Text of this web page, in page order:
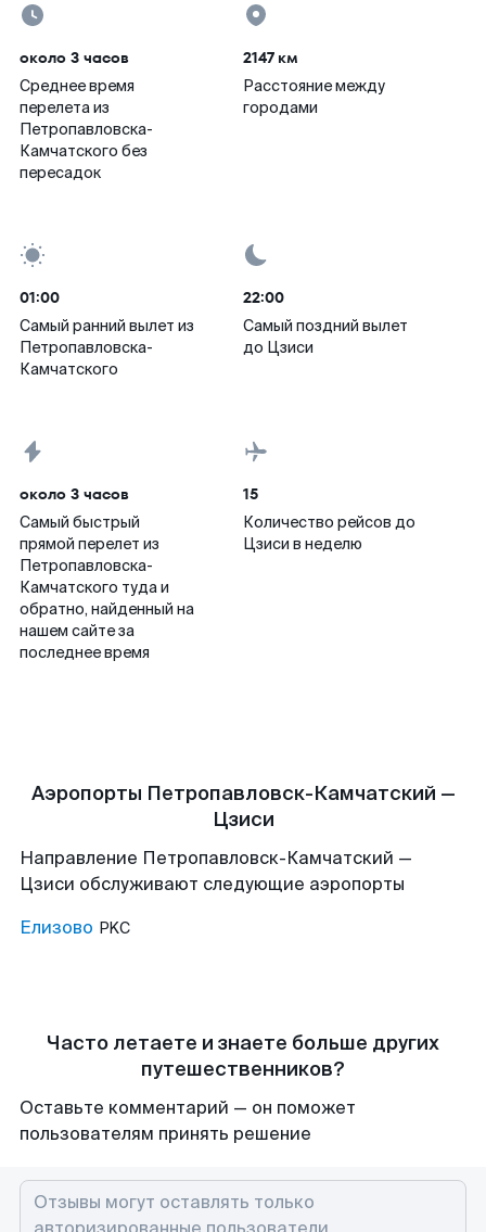
около 3 часов
Среднее время
перелета из
Петропавловска-
Камчатского без
пересадок
2147 км
Расстояние между
городами
01:00
Самый ранний вылет из
Петропавловска-
Камчатского
22:00
Самый поздний вылет
до Цзиси
около 3 часов
Самый быстрый
прямой перелет из
Петропавловска-
Камчатского туда и
обратно, найденный на
нашем сайте за
последнее время
15
Количество рейсов до
Цзиси в неделю
Аэропорты Петропавловск-Камчатский —
Цзиси
Направление Петропавловск-Камчатский —
Цзиси обслуживают следующие аэропорты
Елизово PKC
Часто летаете и знаете больше других
путешественников?
Оставьте комментарий — он поможет
пользователям принять решение